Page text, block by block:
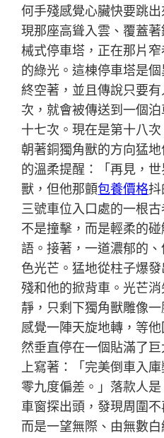
何手殘感覺心臟快要跳
現那座高聳入雲、覆蓋
械式停車塔，正在那片
的綠光。這棟停車塔是
終空著，並且傳說只要
次，就會被傳送到一個
十七次。現在是第十八
朝著銅獨角獸的方向猛
的溫柔提醒：「再見，
獸，但他那顫包養價格
三號車位入口處的一根
不是撞擊，而是輕柔的
語。接著，一道濃郁的
色光芒。猛地從柱子爆
殘和他的掀背車。光芒
靜，只剩下獨角獸雕像
感覺一陣天旋地轉，等
然垂直停在一個貼滿了
上寫著：「完美倒車入
零九度偏差。」落款人
車窗探出頭，發現周圍
而是一望無際、由無數